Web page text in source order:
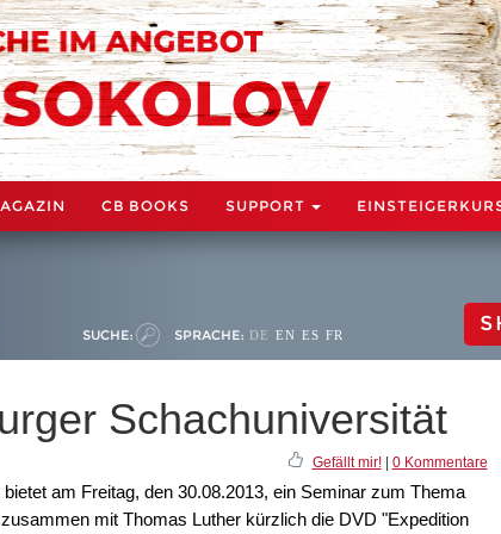
CB BOOKS SUPPORT
SUCHE: SPRACHE: DE EN ES FR
Schachuniversität
Gefällt mir!| 0 Kommentare
am Freitag, den 30.08.2013, ein Seminar zum Thema
mit Thomas Luther kürzlich die DVD "Expedition